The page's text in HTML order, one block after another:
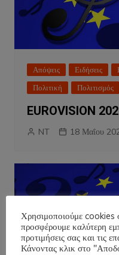
Απόψεις Ειδήσεις
Πολιτική
Πολιτισμός
EUROVISION
NT 18 Μαΐου
Χρησιμοποιούμε cookies
προσφέρουμε καλύτερη
προτιμήσεις σας και τις
Κάνοντας κλικ στο